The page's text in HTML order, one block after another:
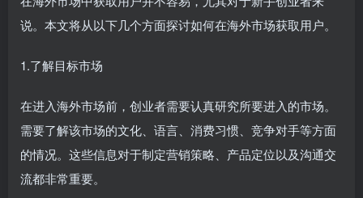
说。本文将从以下几个方面探讨如何在海外市场获取用户。
1.了解目标市场
在进入海外市场前，创业者需要认真研究所要进入的市场。
需要了解该市场的文化、语言、消费习惯、竞争对手等方面
的情况。这些信息对于制定营销策略、产品定位以及沟通交
流都非常重要。